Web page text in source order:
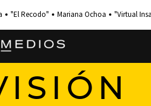
"El Recodo" Mariana Ochoa "Virtual